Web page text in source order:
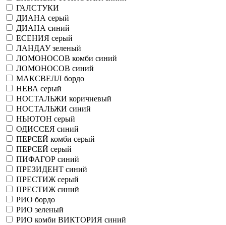
ГАЛСТУКИ
ДИАНА серый
ДИАНА синий
ЕСЕНИЯ серый
ЛАНДАУ зеленый
ЛОМОНОСОВ комби синий
ЛОМОНОСОВ синий
МАКСВЕЛЛ бордо
НЕВА серый
НОСТАЛЬЖИ коричневый
НОСТАЛЬЖИ синий
НЬЮТОН серый
ОДИССЕЯ синий
ПЕРСЕЙ комби серый
ПЕРСЕЙ серый
ПИФАГОР синий
ПРЕЗИДЕНТ синий
ПРЕСТИЖ серый
ПРЕСТИЖ синий
РИО бордо
РИО зеленый
РИО комби ВИКТОРИЯ синий